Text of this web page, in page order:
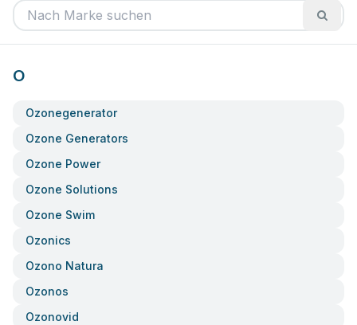
O
Ozonegenerator
Ozone Generators
Ozone Power
Ozone Solutions
Ozone Swim
Ozonics
Ozono Natura
Ozonos
Ozonovid